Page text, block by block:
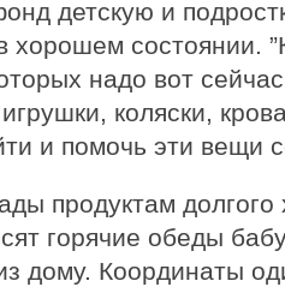
детскую и
хорошем состоянии.
надо вот
коляски,
и помочь эти вещи
продуктам долгого
горячие обеды
дому. Координаты